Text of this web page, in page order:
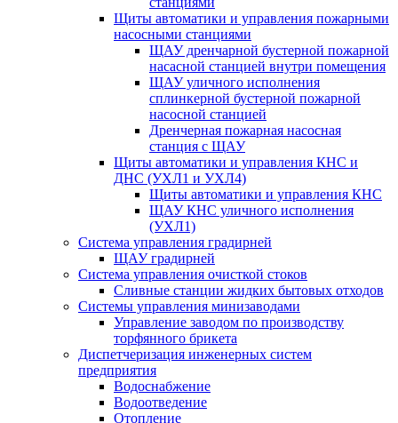
Щиты автоматики и управления пожарными
насосными станциями
ЩАУ дренчарной бустерной пожарной
насасной станцией внутри помещения
ЩАУ уличного исполнения
сплинкерной бустерной пожарной
насосной станцией
Дренчерная пожарная насосная
станция с ЩАУ
Щиты автоматики и управления КНС и
ДНС (УХЛ1 и УХЛ4)
Щиты автоматики и управления КНС
ЩАУ КНС уличного исполнения
(УХЛ1)
Система управления градирней
ЩАУ градирней
Система управления очисткой стоков
Сливные станции жидких бытовых отходов
Системы управления минизаводами
Управление заводом по производству
торфянного брикета
Диспетчеризация инженерных систем
предприятия
Водоснабжение
Водоотведение
Отопление